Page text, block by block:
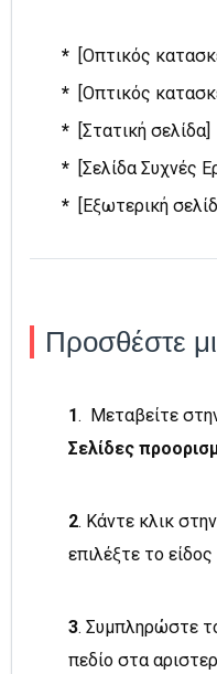
* [Οπτικός
* [Οπτικός
* [Στατική σελίδα]
* [Σελίδα Συχνές
* [Εξωτερική
Προσθέστε
1. Μεταβείτε
Σελίδες
2. Κάντε κλικ στην
επιλέξτε το είδος
3. Συμπληρώστε
πεδίο στα